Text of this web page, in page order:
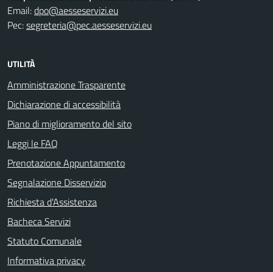
Email:dpo@aesseservizi.eu
Pec:segreteria@pec.aesseservizi.eu
UTILITÀ
Amministrazione Trasparente
Dichiarazione di accessibilità
Piano di miglioramento del sito
Leggi le FAQ
Prenotazione Appuntamento
Segnalazione Disservizio
Richiesta d'Assistenza
Bacheca Servizi
Statuto Comunale
Informativa privacy